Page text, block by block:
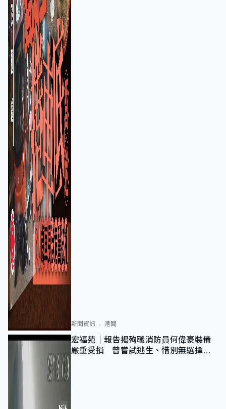
新聞資訊 港聞
宏福苑｜報告揭殉職消防員何偉豪裝備
嚴重受損 曾嘗試逃生、惜別無選擇下